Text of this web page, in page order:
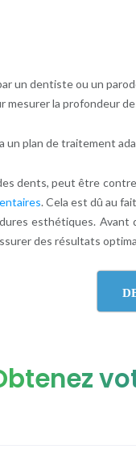
un dentiste ou un
la profondeur
un plan de traitement
dents, peut être
. Cela est dû au
esthétiques.
des résultats